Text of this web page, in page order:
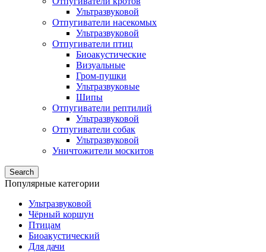
Ультразвуковой
Отпугиватели насекомых
Ультразвуковой
Отпугиватели птиц
Биоакустические
Визуальные
Гром-пушки
Ультразвуковые
Шипы
Отпугиватели рептилий
Ультразвуковой
Отпугиватели собак
Ультразвуковой
Уничтожители москитов
Search
Популярные категории
Ультразвуковой
Чёрный коршун
Птицам
Биоакустический
Для дачи